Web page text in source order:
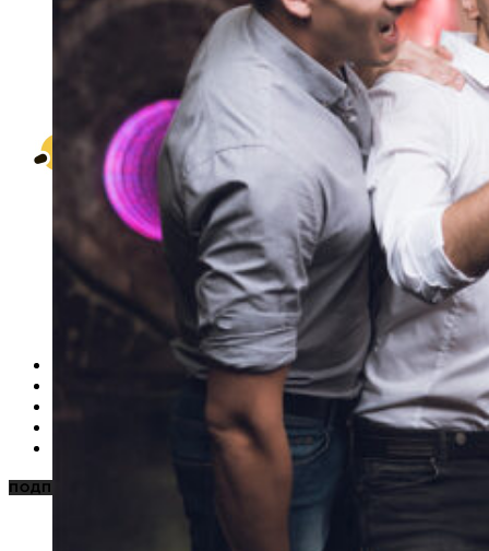
КАРАОКЕ ДЛЯ БИЗНЕСА
ПОДПИСАТЬСЯ